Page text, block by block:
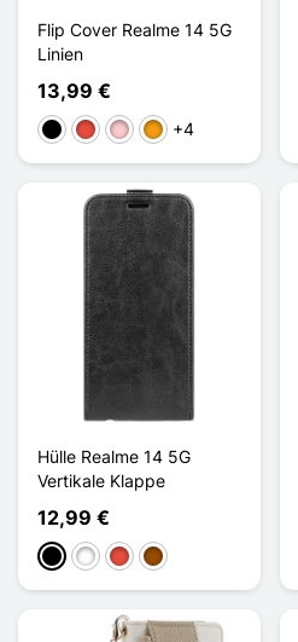
Flip Cover Realme 14 5G
Linien
13,99 €
Schwarz
Rot PinkOrange
+4
Hülle Realme 14 5G
Vertikale Klappe
12,99 €
Schwarz
WeißRot Braun